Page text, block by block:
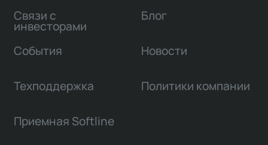
Связи с
инвесторами
Блог
События Новости
Техподдержка Политики компании
Приемная Softline